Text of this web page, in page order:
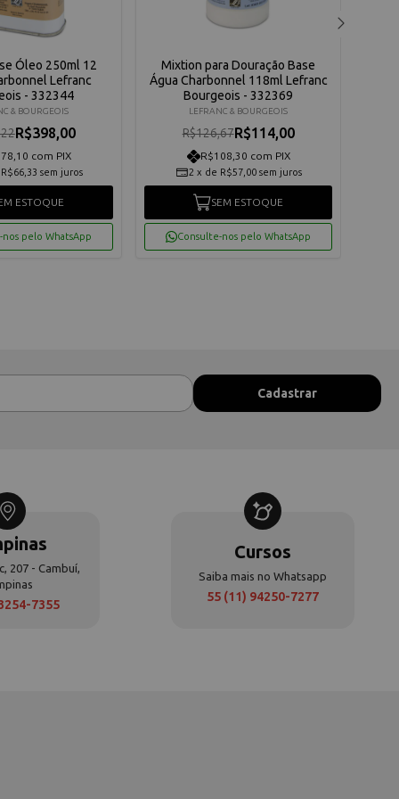
Óleo 250ml 12
Lefranc
- 332344
& BOURGEOIS
R$398,00
com PIX
R$66,33 sem juros
ESTOQUE
nos pelo WhatsApp
Mixtion para Douração Base
Água Charbonnel 118ml Lefranc
Bourgeois - 332369
LEFRANC & BOURGEOIS
R$126,67R$114,00
R$108,30 com PIX
2 x de R$57,00 sem juros
SEM ESTOQUE
Consulte-nos pelo WhatsApp
207 - Cambuí,
7355
Cursos
Saiba mais no Whatsapp
55 (11) 94250-7277